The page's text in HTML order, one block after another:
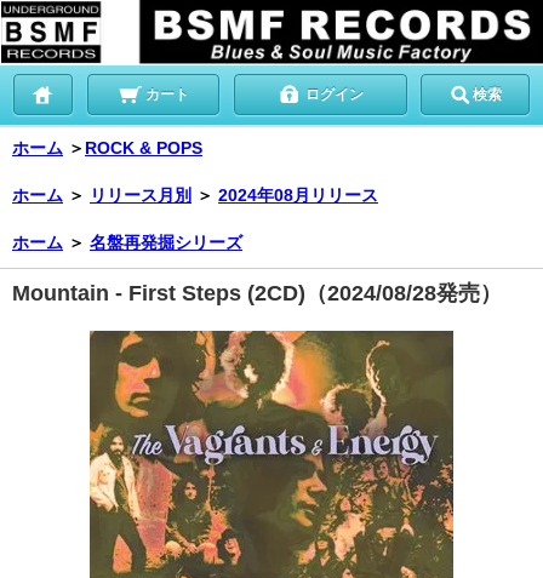
カート ログイン 検索
ホーム ＞ ROCK & POPS
ホーム ＞ リリース月別 ＞ 2024年08月リリース
ホーム ＞ 名盤再発掘シリーズ
Mountain - First Steps (2CD)（2024/08/28発売）